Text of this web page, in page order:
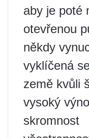
aby je poté
otevřenou
někdy
vyklíčená
země kvůli
vysoký
skromnost